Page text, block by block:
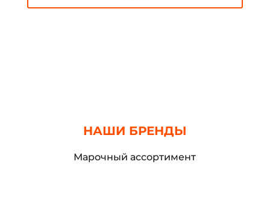
НАШИ БРЕНДЫ
Марочный ассортимент